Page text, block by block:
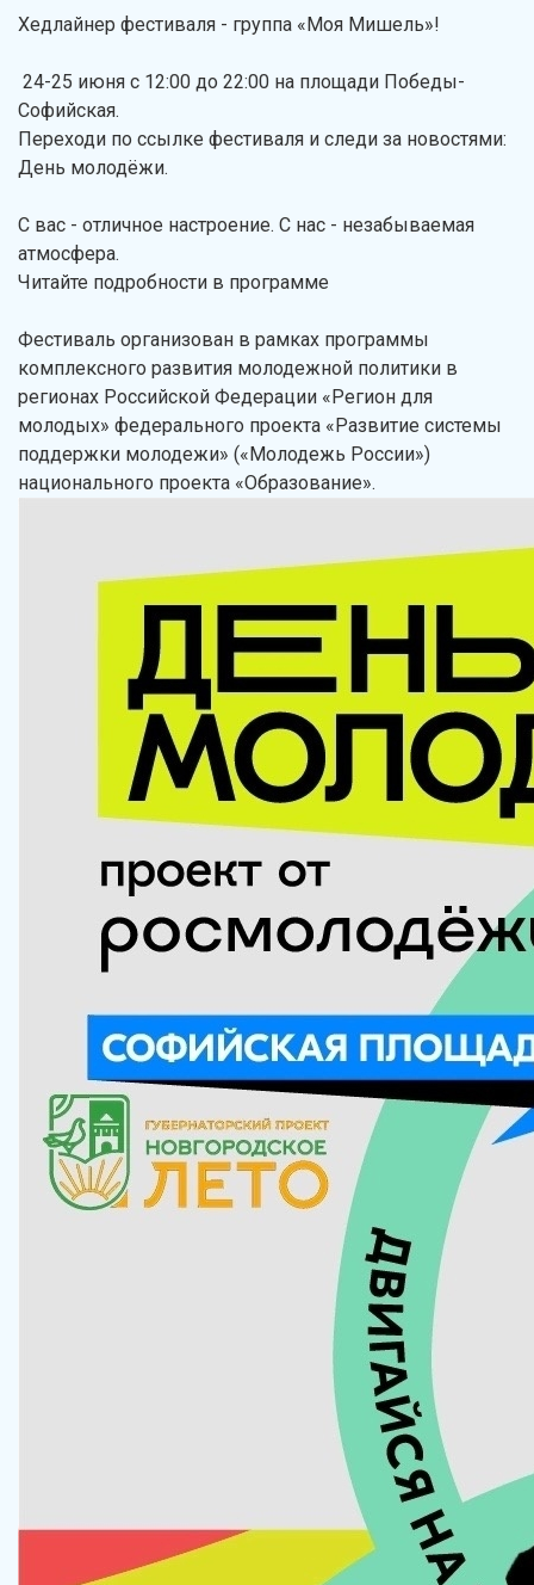
Хедлайнер фестиваля - группа «Моя Мишель»!
24-25 июня с 12:00 до 22:00 на площади Победы-
Софийская.
Переходи по ссылке фестиваля и следи за новостями:
День молодёжи.
С вас - отличное настроение. С нас - незабываемая
атмосфера.
Читайте подробности в программе
Фестиваль организован в рамках программы
комплексного развития молодежной политики в
регионах Российской Федерации «Регион для
молодых» федерального проекта «Развитие системы
поддержки молодежи» («Молодежь России»)
национального проекта «Образование».